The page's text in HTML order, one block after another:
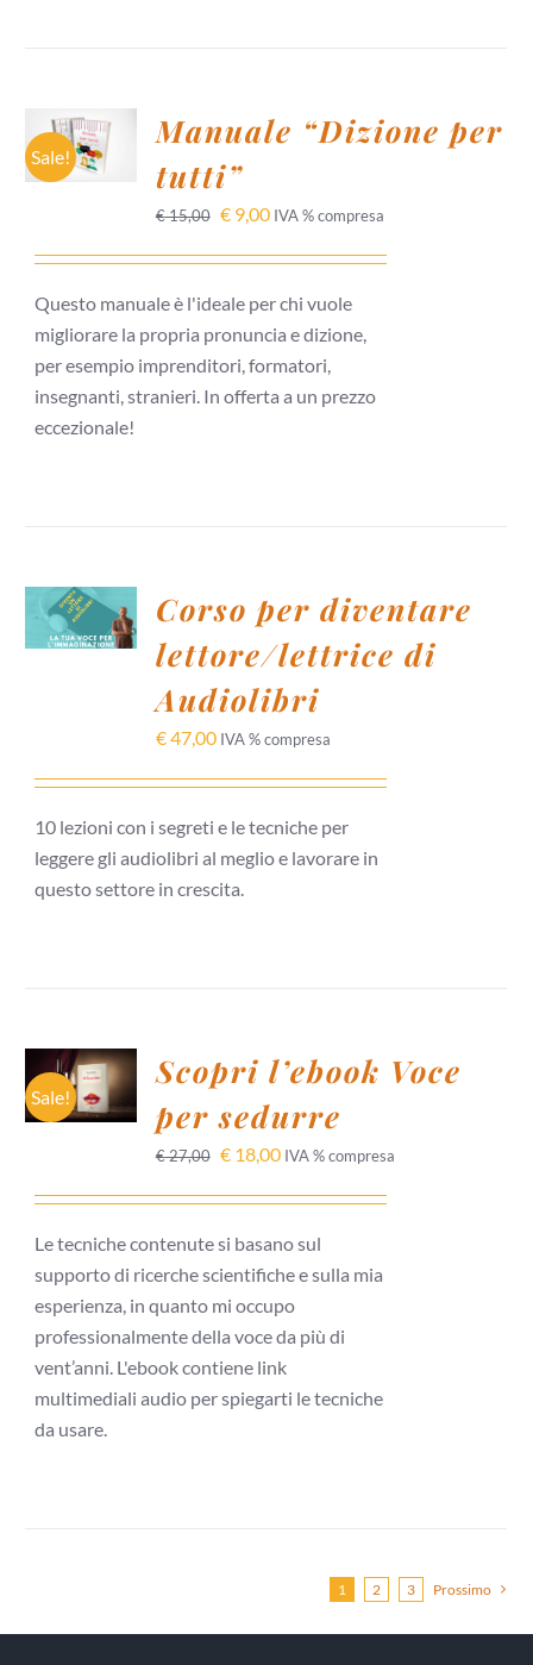
Sale!
AL
CARRELLO
/
Manuale “Dizione per
tutti”
€15,00 €9,00 IVA % compresa
Questo manuale è l'ideale per chi vuole
migliorare la propria pronuncia e dizione,
per esempio imprenditori, formatori,
insegnanti, stranieri. In offerta a un prezzo
eccezionale!
AL
CARRELLO
/
Corso per diventare
lettore/lettrice di
Audiolibri
€47,00 IVA % compresa
10 lezioni con i segreti e le tecniche per
leggere gli audiolibri al meglio e lavorare in
questo settore in crescita.
Sale!
AL
CARRELLO
/
Scopri l’ebook Voce
per sedurre
€27,00 €18,00 IVA % compresa
Le tecniche contenute si basano sul
supporto di ricerche scientifiche e sulla mia
esperienza, in quanto mi occupo
professionalmente della voce da più di
vent’anni. L'ebook contiene link
multimediali audio per spiegarti le tecniche
da usare.
1 2 3 Prossimo